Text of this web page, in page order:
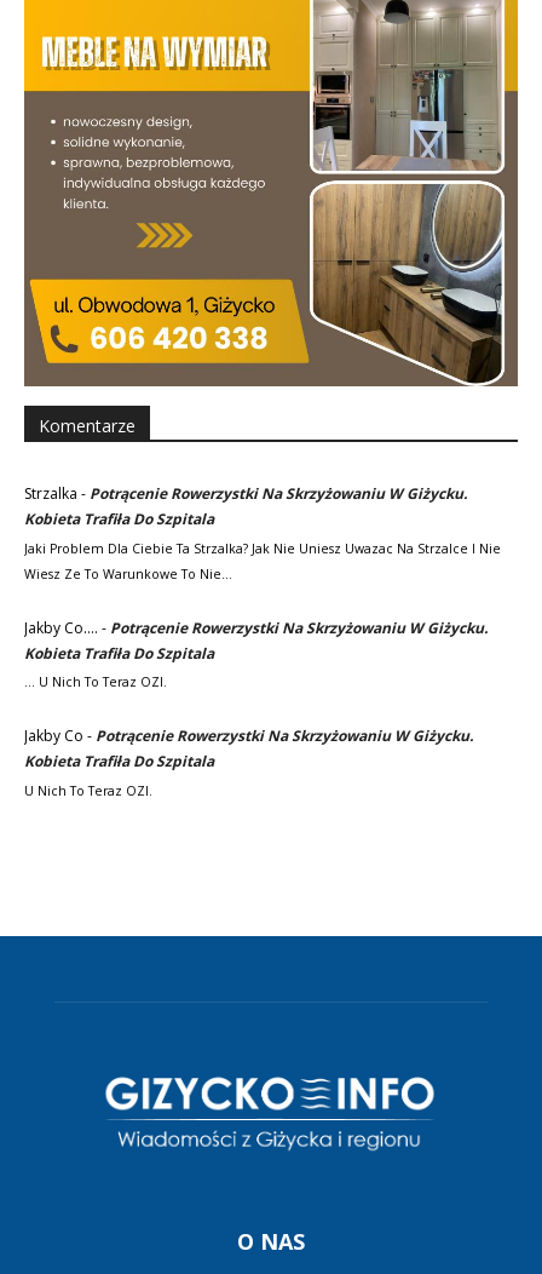
Komentarze
Strzalka - Potrącenie Rowerzystki Na Skrzyżowaniu W Giżycku.
Kobieta Trafiła Do Szpitala
Jaki Problem Dla Ciebie Ta Strzalka? Jak Nie Uniesz Uwazac Na Strzalce I Nie
Wiesz Ze To Warunkowe To Nie…
Jakby Co.... - Potrącenie Rowerzystki Na Skrzyżowaniu W Giżycku.
Kobieta Trafiła Do Szpitala
... U Nich To Teraz OZI.
Jakby Co - Potrącenie Rowerzystki Na Skrzyżowaniu W Giżycku.
Kobieta Trafiła Do Szpitala
U Nich To Teraz OZI.
O NAS